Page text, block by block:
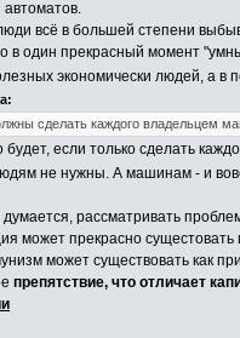
всё в большей степени
в один прекрасный момент
экономически людей, а в
сделать каждого владельцем
если только сделать
не нужны. А машинам - и
рассматривать
может прекрасно сущестовать
может существовать как
препятствие, что отличает